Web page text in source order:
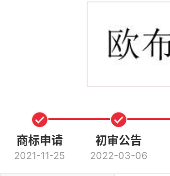
商标申请
2021-11-25
初审公告
2022-03-06